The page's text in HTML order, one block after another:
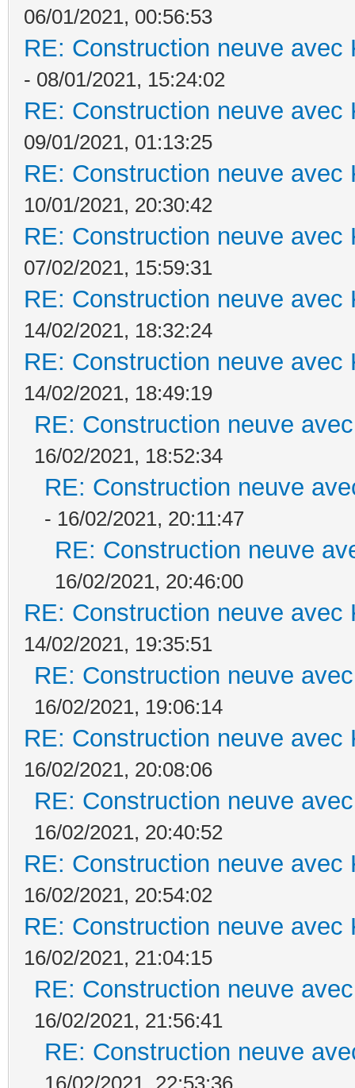
06/01/2021, 00:56:53
RE: Construction neuve avec
- 08/01/2021, 15:24:02
RE: Construction neuve avec
09/01/2021, 01:13:25
RE: Construction neuve avec
10/01/2021, 20:30:42
RE: Construction neuve avec
07/02/2021, 15:59:31
RE: Construction neuve avec
14/02/2021, 18:32:24
RE: Construction neuve avec
14/02/2021, 18:49:19
RE: Construction neuve
16/02/2021, 18:52:34
RE: Construction neuve
- 16/02/2021, 20:11:47
RE: Construction neuve
16/02/2021, 20:46:00
RE: Construction neuve avec
14/02/2021, 19:35:51
RE: Construction neuve
16/02/2021, 19:06:14
RE: Construction neuve avec
16/02/2021, 20:08:06
RE: Construction neuve
16/02/2021, 20:40:52
RE: Construction neuve avec
16/02/2021, 20:54:02
RE: Construction neuve avec
16/02/2021, 21:04:15
RE: Construction neuve
16/02/2021, 21:56:41
RE: Construction neuve
16/02/2021, 22:53:36